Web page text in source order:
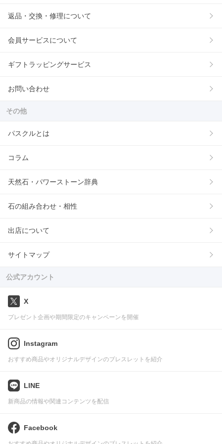
返品・交換・修理について
会員サービスについて
ギフトラッピングサービス
お問い合わせ
その他
パスクルとは
コラム
天然石・パワーストーン辞典
石の組み合わせ・相性
出店について
サイトマップ
公式アカウント
X
プレゼント企画や期間限定のキャンペーンを開催
Instagram
おすすめ商品やオリジナルデザインのブレスレットを紹介
LINE
新商品の情報や関連コンテンツを配信
Facebook